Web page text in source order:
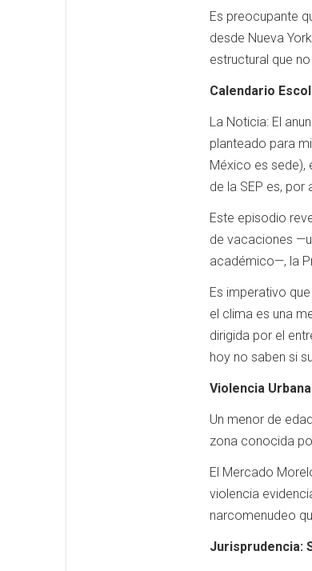
Es preocupante
desde Nueva
estructural que
Calendario
La Noticia: El
planteado para
México es sede),
de la SEP es,
Este episodio
de vacaciones
académico—, la
Es imperativo
el clima es una
dirigida por el
hoy no saben si
Violencia
Un menor de
zona conocida
El Mercado
violencia
narcomenudeo
Jurisprudencia: